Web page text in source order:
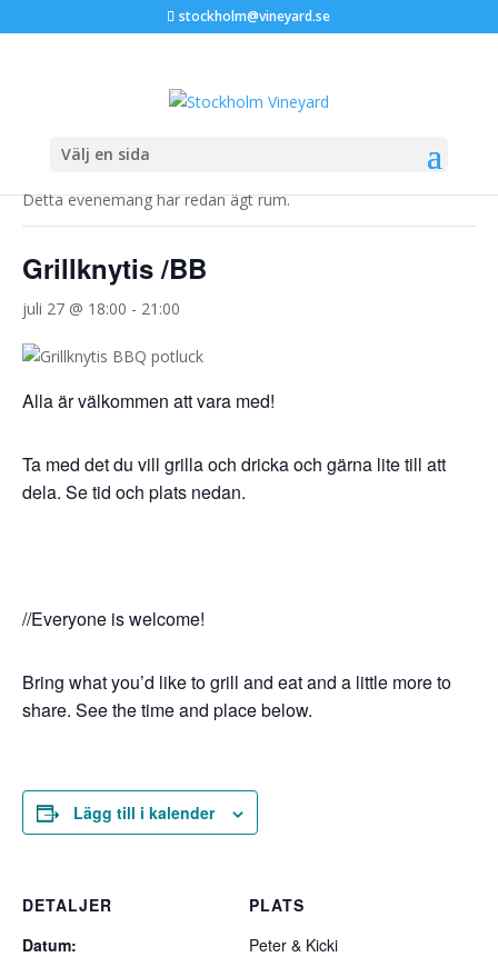
stockholm@vineyard.se
Välj en sida
« Alla Evenemang
Detta evenemang har redan ägt rum.
Grillknytis /BB
juli 27 @ 18:00 - 21:00
Alla är välkommen att vara med!
Ta med det du vill grilla och dricka och gärna lite till att
dela. Se tid och plats nedan.
//Everyone is welcome!
Bring what you’d like to grill and eat and a little more to
share. See the time and place below.
Lägg till i kalender
DETALJER
Datum:
PLATS
Peter & Kicki